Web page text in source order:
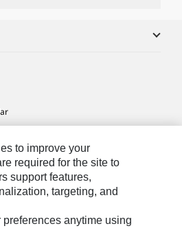
to improve your
required for the site to
support features,
targeting, and
anytime using